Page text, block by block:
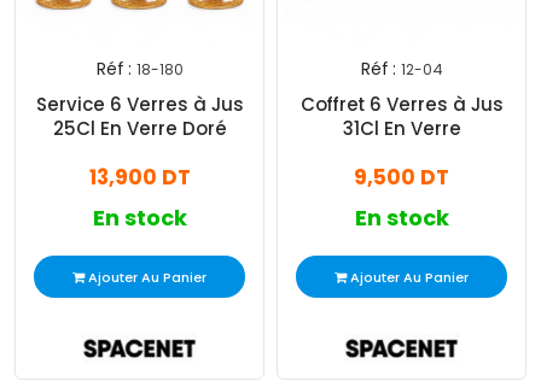
Réf : 18-180
Service 6 Verres à Jus
25Cl En Verre Doré
13,900 DT
En stock
Ajouter Au Panier
Réf : 12-04
Coffret 6 Verres à Jus
31Cl En Verre
9,500 DT
En stock
Ajouter Au Panier